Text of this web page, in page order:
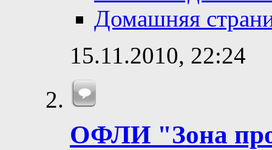
Домашняя
15.11.2010, 22:24
ОФЛИ "Зона